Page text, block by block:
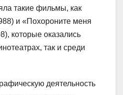
такие фильмы, как
и «Похороните меня
которые оказались
так и среди
деятельность